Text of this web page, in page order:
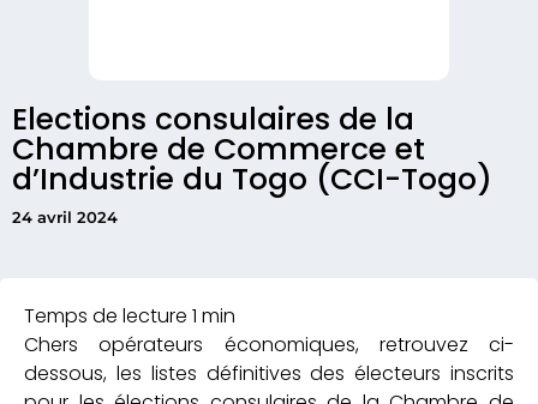
Elections consulaires de la
Chambre de Commerce et
d’Industrie du Togo (CCI-Togo)
24 avril 2024
Chers opérateurs économiques, retrouvez ci-
dessous, les listes définitives des électeurs inscrits